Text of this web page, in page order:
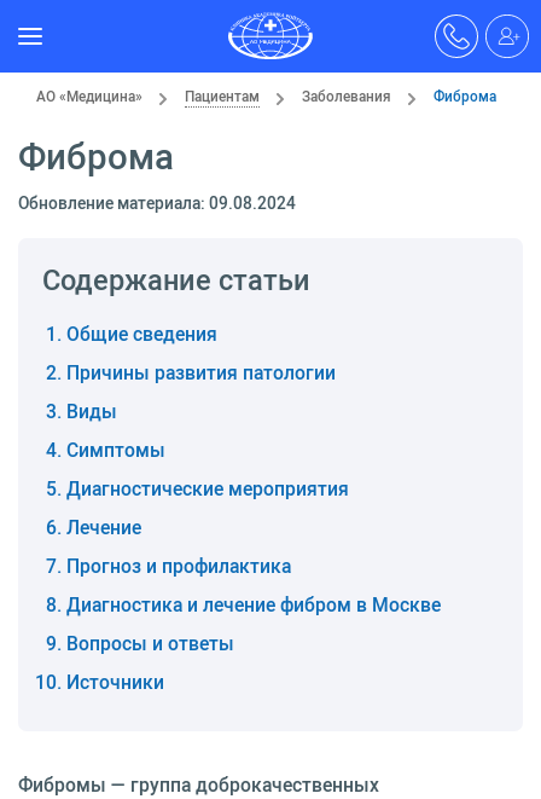
АО «Медицина» Пациентам Заболевания Фиброма
Фиброма
Обновление материала: 09.08.2024
Содержание статьи
Общие сведения
Причины развития патологии
Виды
Симптомы
Диагностические мероприятия
Лечение
Прогноз и профилактика
Диагностика и лечение фибром в Москве
Вопросы и ответы
Источники
Фибромы — группа доброкачественных